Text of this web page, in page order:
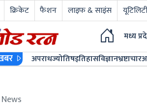
क्रिकेट फैशन लाइफ & साइंस यूटिलिटी
मध्य
अपराधज्योतिषइतिहासविज्ञानभ्रष्टाचार
News